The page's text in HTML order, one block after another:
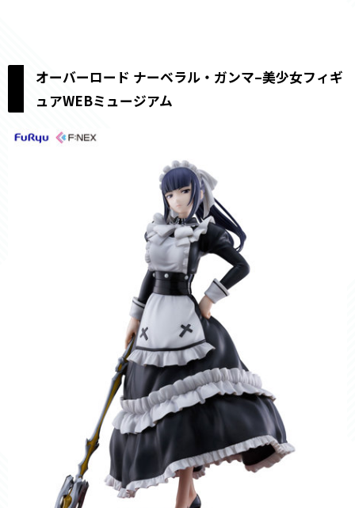
オーバーロード ナーベラル・ガンマ–美少女フィギ
ュアWEBミュージアム